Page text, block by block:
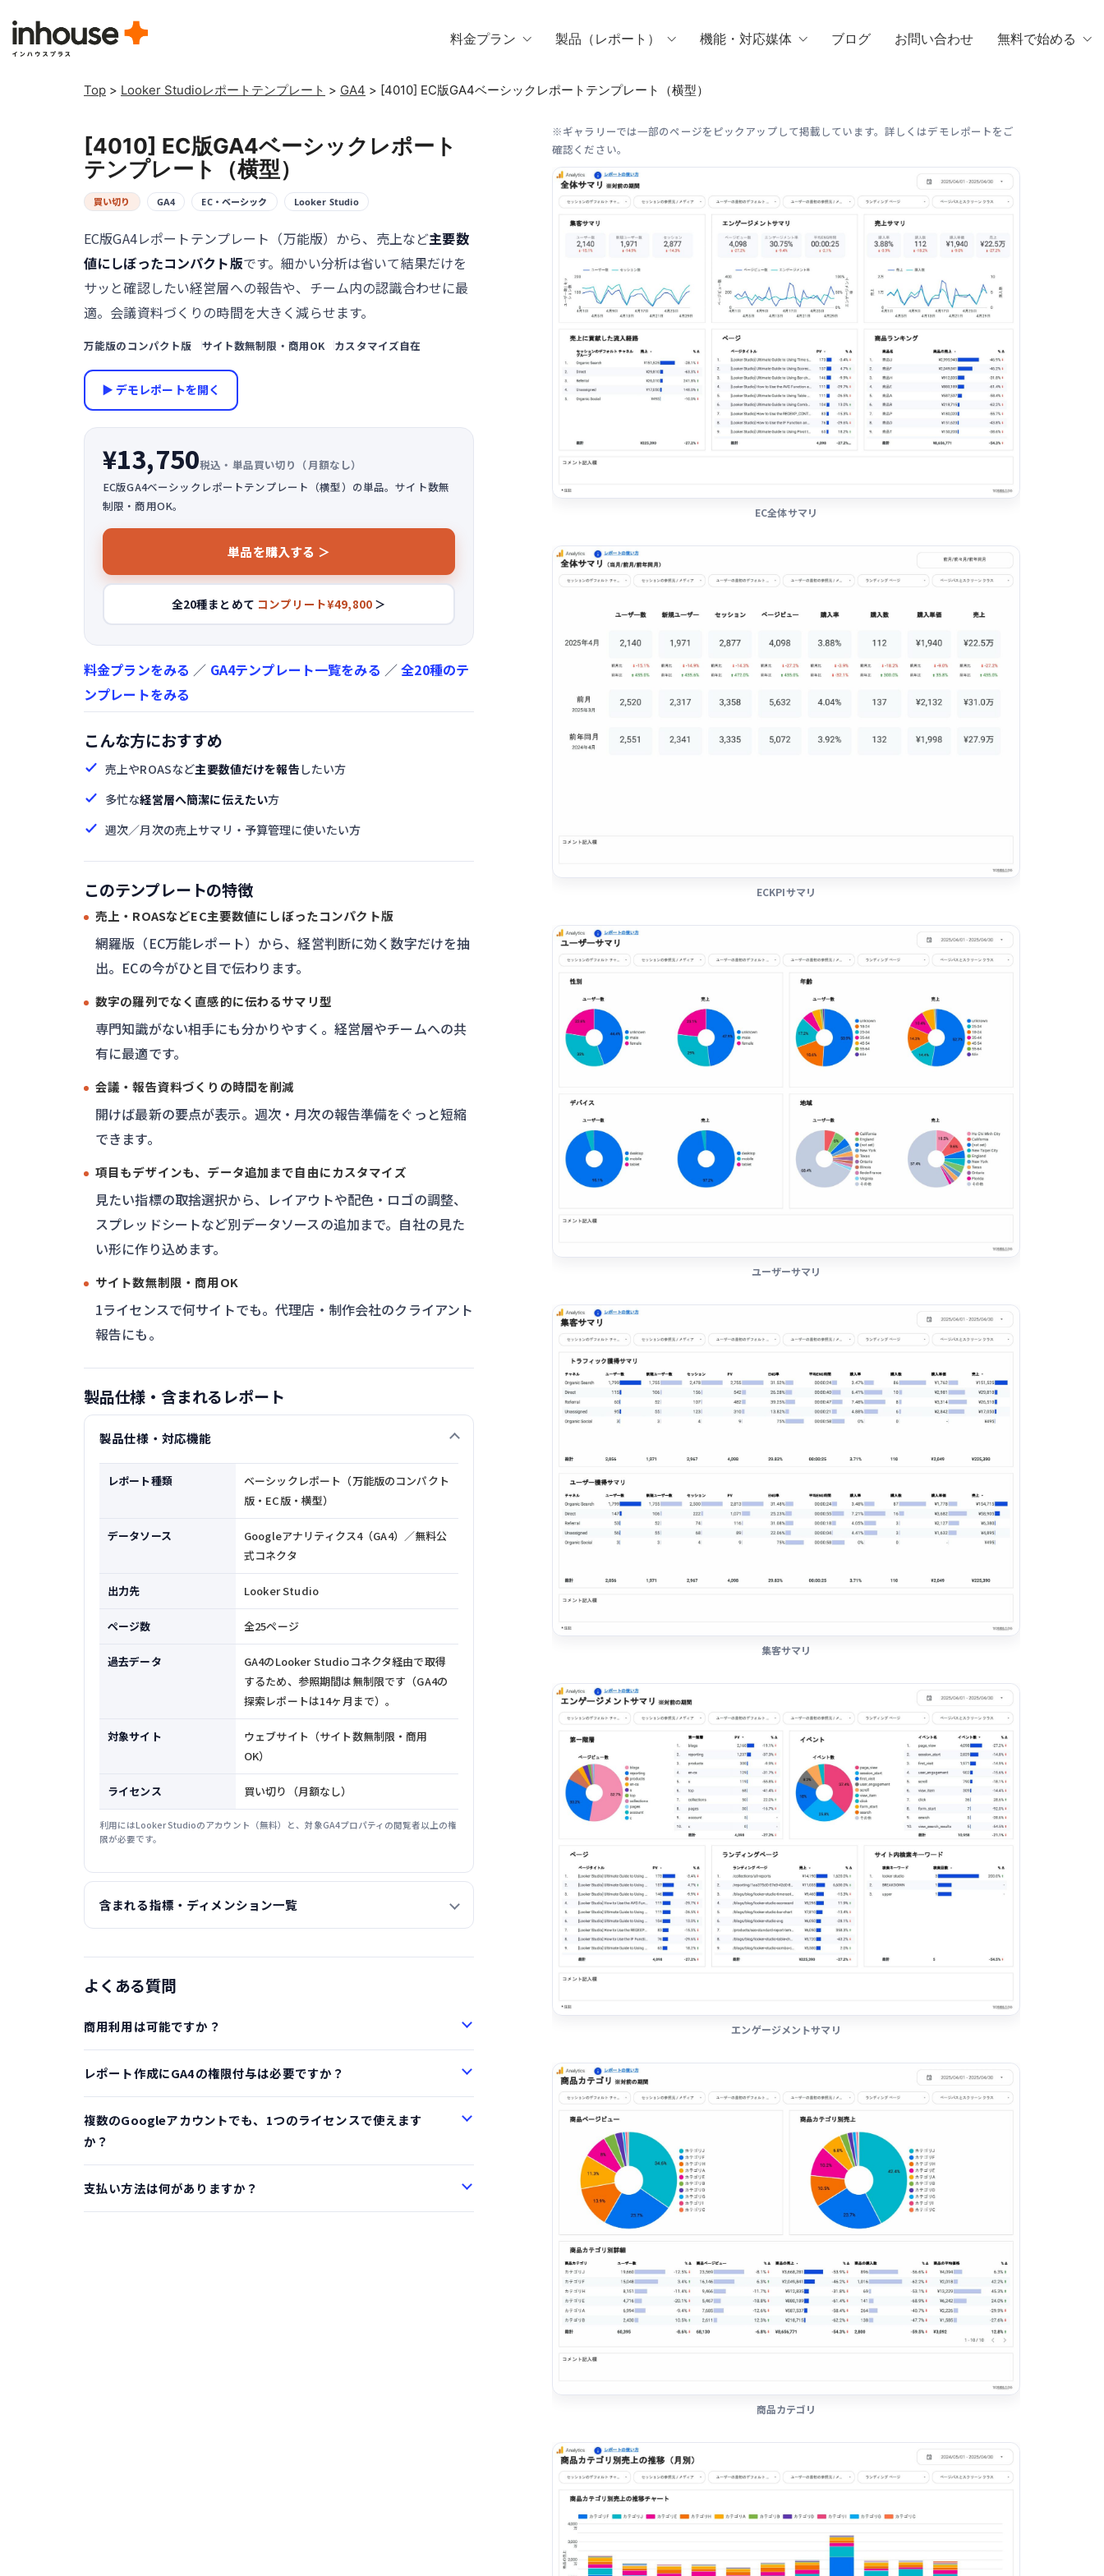
料金プラン 製品（レポート） 機能・対応媒体 ブログ お問い合わせ 無料で始める
Top > Looker Studioレポートテンプレート > GA4 > [4010] EC版GA4ベーシックレポートテンプレート（横型）
[4010] EC版GA4ベーシックレポート
テンプレート（横型）
買い切り GA4 EC・ベーシック Looker Studio
EC版GA4レポートテンプレート（万能版）から、売上など主要数
値にしぼったコンパクト版です。細かい分析は省いて結果だけを
サッと確認したい経営層への報告や、チーム内の認識合わせに最
適。会議資料づくりの時間を大きく減らせます。
万能版のコンパクト版 サイト数無制限・商用OK カスタマイズ自在
▶ デモレポートを開く
¥13,750税込・単品買い切り（月額なし）
EC版GA4ベーシックレポートテンプレート（横型）の単品。サイト数無
制限・商用OK。
単品を購入する ＞
全20種まとめて コンプリート¥49,800 ＞
料金プランをみる ／ GA4テンプレート一覧をみる ／全20種のテ
ンプレートをみる
こんな方におすすめ
売上やROASなど主要数値だけを報告 したい方
多忙な経営層へ簡潔に伝えたい方
週次／月次の売上サマリ・予算管理に使いたい方
このテンプレートの特徴
売上・ROASなどEC主要数値にしぼったコンパクト版
網羅版（EC万能レポート）から、経営判断に効く数字だけを抽
出。ECの今がひと目で伝わります。
数字の羅列でなく直感的に伝わるサマリ型
専門知識がない相手にも分かりやすく。経営層やチームへの共
有に最適です。
会議・報告資料づくりの時間を削減
開けば最新の要点が表示。週次・月次の報告準備をぐっと短縮
できます。
項目もデザインも、データ追加まで自由にカスタマイズ
見たい指標の取捨選択から、レイアウトや配色・ロゴの調整、
スプレッドシートなど別データソースの追加まで。自社の見た
い形に作り込めます。
サイト数無制限・商用OK
1ライセンスで何サイトでも。代理店・制作会社のクライアント
報告にも。
製品仕様・含まれるレポート
製品仕様・対応機能
レポート種類
ベーシックレポート（万能版のコンパクト
版・EC版・横型）
データソース
Googleアナリティクス4（GA4）／無料公
式コネクタ
出力先 Looker Studio
ページ数 全25ページ
過去データ
GA4のLooker Studioコネクタ経由で取得
するため、参照期間は無制限です（GA4の
探索レポートは14ヶ月まで）。
対象サイト
ウェブサイト（サイト数無制限・商用
OK）
ライセンス 買い切り（月額なし）
利用にはLooker Studioのアカウント（無料）と、対象GA4プロパティの閲覧者以上の権
限が必要です。
含まれる指標・ディメンション一覧
よくある質問
商用利用は可能ですか？
レポート作成にGA4の権限付与は必要ですか？
複数のGoogleアカウントでも、1つのライセンスで使えます
か？
支払い方法は何がありますか？
※ギャラリーでは一部のページをピックアップして掲載しています。詳しくはデモレポートをご
確認ください。
EC全体サマリ
ECKPIサマリ
ユーザーサマリ
集客サマリ
エンゲージメントサマリ
商品カテゴリ